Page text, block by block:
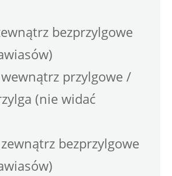
bezprzylgowe
przylgowe /
(nie widać
bezprzylgowe